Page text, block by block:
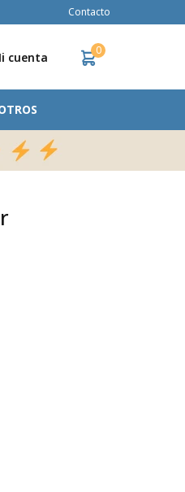
0
Contacto